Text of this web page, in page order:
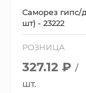
Саморез гипс/
шт) - 23222
РОЗНИЦА
327.12 ₽ /
шт.